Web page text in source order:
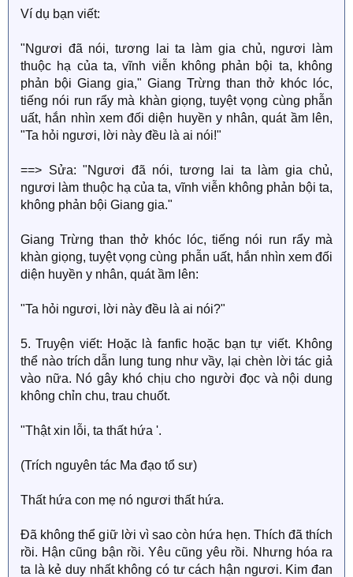
Ví dụ bạn viết:
"Ngươi đã nói, tương lai ta làm gia chủ, ngươi làm
thuộc hạ của ta, vĩnh viễn không phản bội ta, không
phản bội Giang gia," Giang Trừng than thở khóc lóc,
tiếng nói run rẩy mà khàn giọng, tuyệt vọng cùng phẫn
uất, hắn nhìn xem đối diện huyền y nhân, quát ầm lên,
"Ta hỏi ngươi, lời này đều là ai nói!"
==> Sửa: "Ngươi đã nói, tương lai ta làm gia chủ,
ngươi làm thuộc hạ của ta, vĩnh viễn không phản bội ta,
không phản bội Giang gia."
Giang Trừng than thở khóc lóc, tiếng nói run rẩy mà
khàn giọng, tuyệt vọng cùng phẫn uất, hắn nhìn xem đối
diện huyền y nhân, quát ầm lên:
"Ta hỏi ngươi, lời này đều là ai nói?"
5. Truyện viết: Hoặc là fanfic hoặc bạn tự viết. Không
thể nào trích dẫn lung tung như vầy, lại chèn lời tác giả
vào nữa. Nó gây khó chịu cho người đọc và nội dung
không chỉn chu, trau chuốt.
"Thật xin lỗi, ta thất hứa '.
(Trích nguyên tác Ma đạo tổ sư)
Thất hứa con mẹ nó ngươi thất hứa.
Đã không thể giữ lời vì sao còn hứa hẹn. Thích đã thích
rồi. Hận cũng bận rồi. Yêu cũng yêu rồi. Nhưng hóa ra
ta là kẻ duy nhất không có tư cách hận ngươi. Kim đan